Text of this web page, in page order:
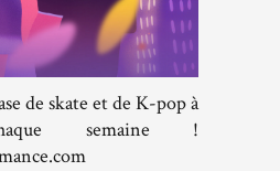
de skate et de K-pop à
semaine !